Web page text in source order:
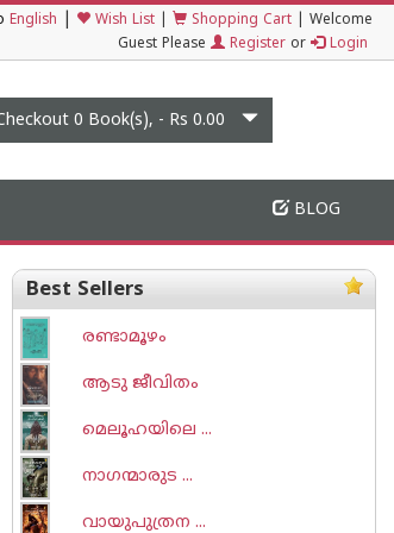
English Wish List Shopping Cart
Welcome
Guest Please
Register or Login
0 Book(s), - Rs 0.00
BLOG
Best Sellers
രണ്ടാമൂഴം
ആടു ജീവിതം
മെലൂഹയിലെ ...
നാഗന്മാരുട ...
വായുപുത്രന ...